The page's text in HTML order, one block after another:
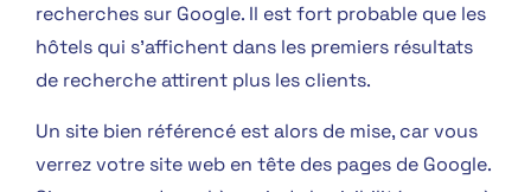
recherches sur Google. Il est fort probable que les
hôtels qui s’affichent dans les premiers résultats
de recherche attirent plus les clients.
Un site bien référencé est alors de mise, car vous
verrez votre site web en tête des pages de Google.